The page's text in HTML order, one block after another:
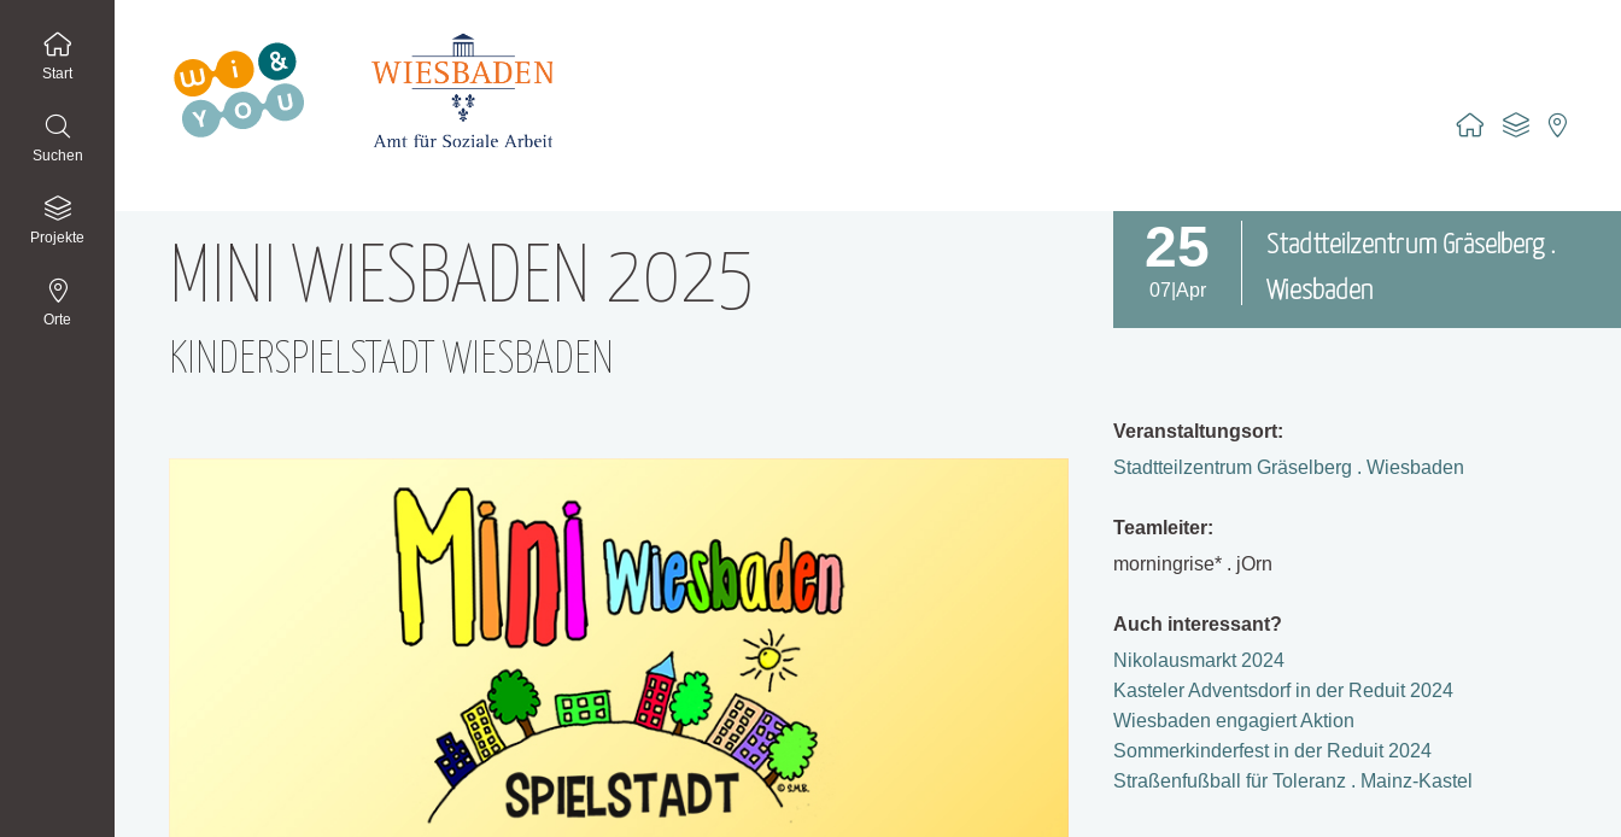
Start
Suchen
Projekte
Orte
MINI WIESBADEN 2025
KINDERSPIELSTADT WIESBADEN
25
07|Apr
Stadtteilzentrum Gräselberg .
Wiesbaden
Veranstaltungsort:
Stadtteilzentrum Gräselberg . Wiesbaden
Teamleiter:
morningrise* . jOrn
Auch interessant?
Nikolausmarkt 2024
Kasteler Adventsdorf in der Reduit 2024
Wiesbaden engagiert Aktion
Sommerkinderfest in der Reduit 2024
Straßenfußball für Toleranz . Mainz-Kastel